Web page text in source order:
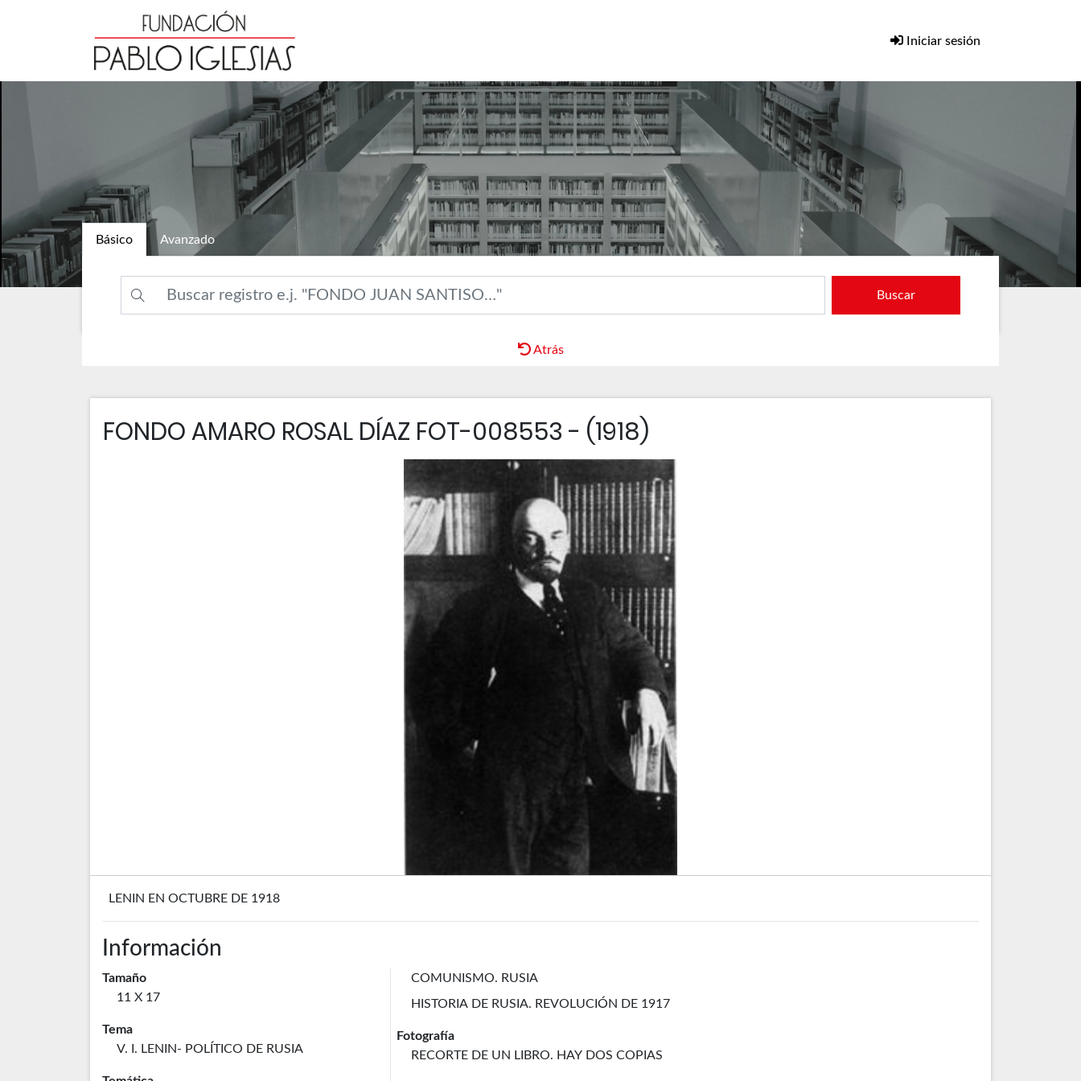
Iniciar sesión
Básico Avanzado
Buscar
Atrás
FONDO AMARO ROSAL DÍAZ FOT-008553 - (1918)
LENIN EN OCTUBRE DE 1918
Información
Tamaño
11 X 17
Tema
V. I. LENIN- POLÍTICO DE RUSIA
COMUNISMO. RUSIA
HISTORIA DE RUSIA. REVOLUCIÓN DE 1917
Fotografía
RECORTE DE UN LIBRO. HAY DOS COPIAS